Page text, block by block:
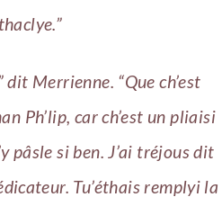
dit Merrienne. “Que ch’est
Ph’lip, car ch’est un pliaisi
pâsle si ben. J’ai tréjous dit
Tu’éthais remplyi la